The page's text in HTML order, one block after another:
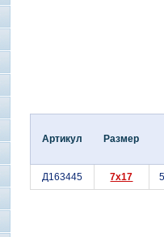
Артикул Размер
Д163445 7x17